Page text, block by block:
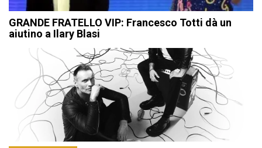
GRANDE FRATELLO VIP: Francesco Totti dà un
aiutino a Ilary Blasi